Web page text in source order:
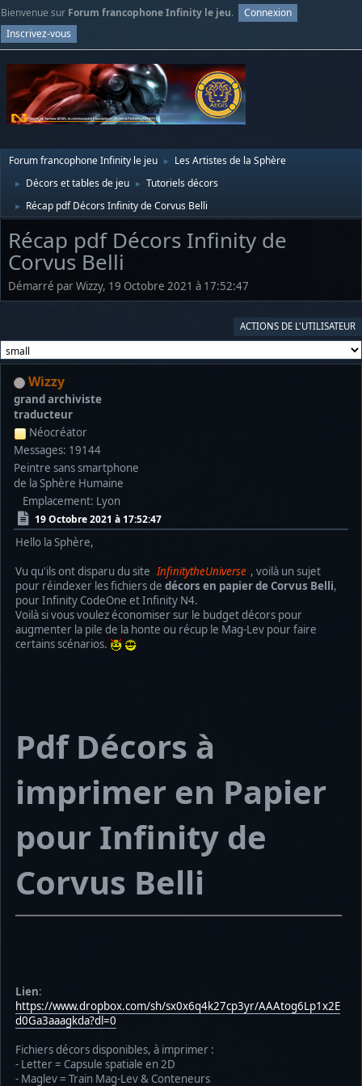
Bienvenue sur Forum francophone Infinity le jeu.
Connexion
Inscrivez-vous
Forum francophone Infinity le jeu ► Les Artistes de la Sphère
► Décors et tables de jeu ► Tutoriels décors
► Récap pdf Décors Infinity de Corvus Belli
Récap pdf Décors Infinity de
Corvus Belli
Démarré par Wizzy, 19 Octobre 2021 à 17:52:47
ACTIONS DE L'UTILISATEUR
Wizzy
grand archiviste
traducteur
Néocréator
Messages: 19144
Peintre sans smartphone
de la Sphère Humaine
Emplacement: Lyon
19 Octobre 2021 à 17:52:47
Hello la Sphère,
Vu qu'ils ont disparu du site InfinitytheUniverse , voilà un sujet
pour réindexer les fichiers de décors en papier de Corvus Belli,
pour Infinity CodeOne et Infinity N4.
Voilà si vous voulez économiser sur le budget décors pour
augmenter la pile de la honte ou récup le Mag-Lev pour faire
certains scénarios.
Pdf Décors à
imprimer en Papier
pour Infinity de
Corvus Belli
Lien:
https://www.dropbox.com/sh/sx0x6q4k27cp3yr/AAAtog6Lp1x2E
d0Ga3aaagkda?dl=0
Fichiers décors disponibles, à imprimer :
- Letter = Capsule spatiale en 2D
- Maglev = Train Mag-Lev & Conteneurs